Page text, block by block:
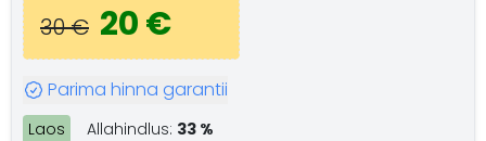
30 € 20 €
Parima hinna garantii
Laos Allahindlus: 33 %